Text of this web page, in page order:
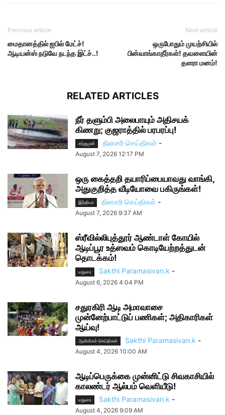
Previous article
மைதானத்தில் ஐபில் மேட்ச்!
ஆடியன்ஸ் நடுவே நடந்த இட்ச்..!
Next article
ஒருபோதும் முயற்சியில்
பின்வாங்காதீர்கள்! தவளையின்
தளரா மனம்!
RELATED ARTICLES
நீர் தளும்பி அலைபாயும் அதிசயக்
கிணறு; குஜராத்தில் பரபரப்பு!
சற்றுமுன் தினசரி செய்திகள் -
August 7, 2026 12:17 PM
ஒரு கைத்தறி தயாரிப்பையாவது வாங்கி,
அதுகுறித்த வீடியோவை பகிருங்கள்!
இந்தியா தினசரி செய்திகள் -
August 7, 2026 9:37 AM
ஸ்ரீவில்லிபுத்தூர் ஆண்டாள் கோயில்
ஆடிப்பூர உத்ஸவம் கொடியேற்றத்துடன்
தொடக்கம்!
மதுரை Sakthi Paramasivan.k -
August 6, 2026 4:04 PM
சதுரகிரி ஆடி அமாவாசை
முன்னேற்பாட்டுப் பணிகள்; அதிகாரிகள்
ஆய்வு!
ஆன்மிகச் செய்திகள் Sakthi Paramasivan.k -
August 4, 2026 10:00 AM
ஆடிப்பெருக்கை முன்னிட்டு சிவகாசியில்
காலண்டர் ஆல்பம் வெளியீடு!
மதுரை Sakthi Paramasivan.k -
August 4, 2026 9:09 AM